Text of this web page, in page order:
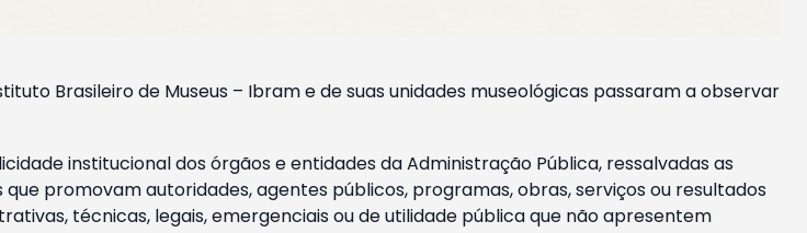
Brasileiro de Museus – Ibram e de suas unidades museológicas passaram a observar
institucional dos órgãos e entidades da Administração Pública, ressalvadas as
promovam autoridades, agentes públicos, programas, obras, serviços ou resultados
técnicas, legais, emergenciais ou de utilidade pública que não apresentem